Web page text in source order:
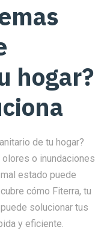
hogar?
de tu hogar?
o inundaciones
estado puede
cómo Fiterra, tu
solucionar tus
y eficiente.